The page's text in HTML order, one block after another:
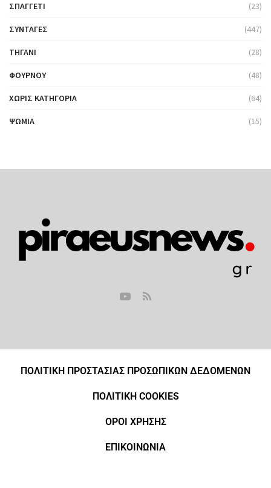
ΣΠΑΓΓΈΤΙ (23)
ΣΥΝΤΑΓΈΣ (447)
ΤΗΓΆΝΙ (28)
ΦΟΎΡΝΟΥ (48)
ΧΩΡΊΣ ΚΑΤΗΓΟΡΊΑ (64)
ΨΩΜΙΆ (15)
ΠΟΛΙΤΙΚΗ ΠΡΟΣΤΑΣΙΑΣ ΠΡΟΣΩΠΙΚΩΝ ΔΕΔΟΜΕΝΩΝ
ΠΟΛΙΤΙΚΗ COOKIES
ΟΡΟΙ ΧΡΗΣΗΣ
ΕΠΙΚΟΙΝΩΝΙΑ